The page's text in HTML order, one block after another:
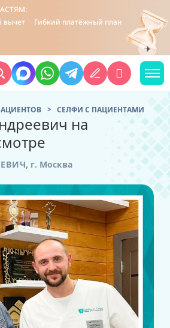
вычет Гибкий платёжный план
CЕЛФИ С ПАЦИЕНТАМИ
на
, г. Москва